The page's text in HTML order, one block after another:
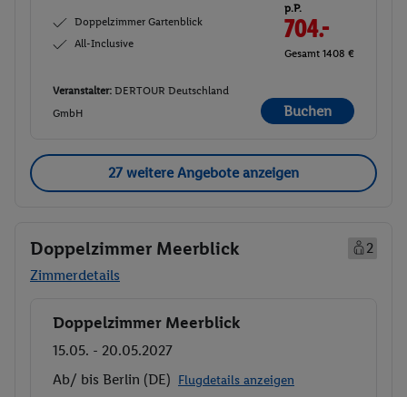
Doppelzimmer Gartenblick
All-Inclusive
p.P.
704.-
Gesamt 1408 €
Veranstalter: DERTOUR Deutschland
GmbH
Buchen
27 weitere Angebote anzeigen
Doppelzimmer Meerblick
2
Zimmerdetails
Buchen
Doppelzimmer Meerblick
15.05. - 20.05.2027
Ab/ bis Berlin (DE) Flugdetails anzeigen